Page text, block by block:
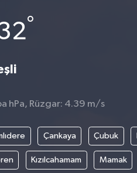
°
hPa, Rüzgar: 4.39 m/s
Çankaya Çubuk
Kızılcahamam Mamak